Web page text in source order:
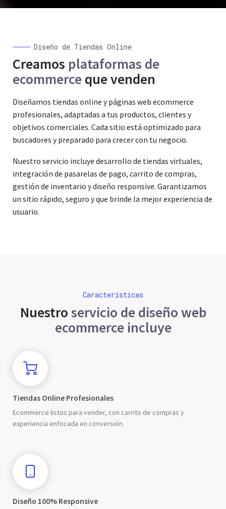
Diseño de Tiendas Online
Creamos plataformas de
ecommerceque venden
Diseñamos tiendas online y páginas web ecommerce
profesionales, adaptadas a tus productos, clientes y
objetivos comerciales. Cada sitio está optimizado para
buscadores y preparado para crecer con tu negocio.
Nuestro servicio incluye desarrollo de tiendas virtuales,
integración de pasarelas de pago, carrito de compras,
gestión de inventario y diseño responsive. Garantizamos
un sitio rápido, seguro y que brinde la mejor experiencia de
usuario.
Características
Nuestroservicio de diseño web
ecommerce incluye
Tiendas Online Profesionales
Ecommerce listos para vender, con carrito de compras y
experiencia enfocada en conversión.
Diseño 100% Responsive